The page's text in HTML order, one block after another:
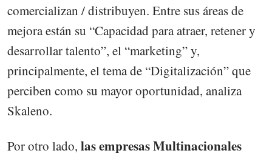
comercializan / distribuyen. Entre sus áreas de
mejora están su “Capacidad para atraer, retener y
desarrollar talento”, el “marketing” y,
principalmente, el tema de “Digitalización” que
perciben como su mayor oportunidad, analiza
Skaleno.
Por otro lado, las empresas Multinacionales